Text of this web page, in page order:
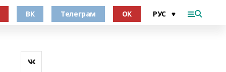
ВК Телеграм ОК